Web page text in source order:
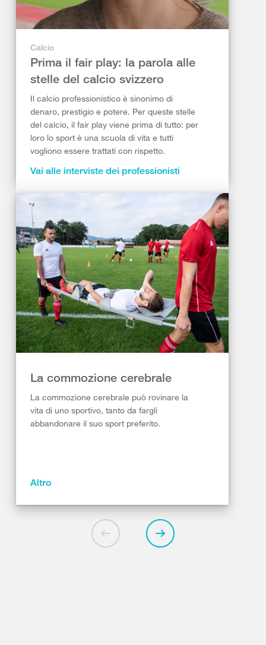
Calcio
Prima il fair play: la parola alle
stelle del calcio svizzero
Il calcio professionistico è sinonimo di
denaro, prestigio e potere. Per queste stelle
del calcio, il fair play viene prima di tutto: per
loro lo sport è una scuola di vita e tutti
vogliono essere trattati con rispetto.
Vai alle interviste dei professionisti
La commozione cerebrale
La commozione cerebrale può rovinare la
vita di uno sportivo, tanto da fargli
abbandonare il suo sport preferito.
Altro